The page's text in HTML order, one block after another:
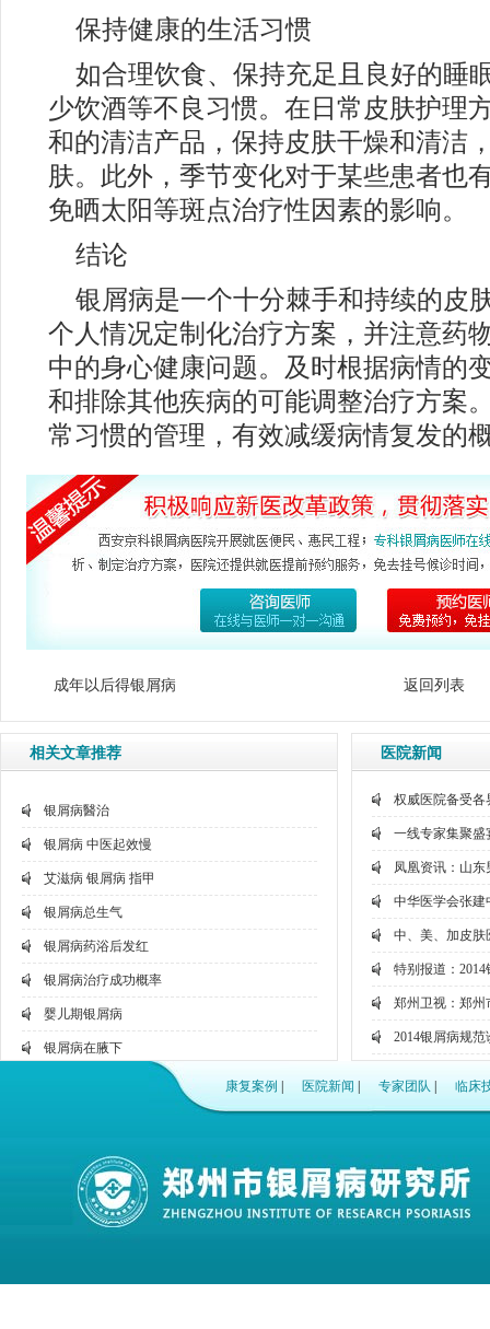
保持健康的生活习惯
如合理饮食、保持充足且良好的睡
少饮酒等不良习惯。在日常皮肤护理
和的清洁产品，保持皮肤干燥和清洁
肤。此外，季节变化对于某些患者也
免晒太阳等斑点治疗性因素的影响。
结论
银屑病是一个十分棘手和持续的皮
个人情况定制化治疗方案，并注意药
中的身心健康问题。及时根据病情的
和排除其他疾病的可能调整治疗方案
常习惯的管理，有效减缓病情复发的
成年以后得银屑病 返回列表
相关文章推荐
银屑病醫治
银屑病 中医起效慢
艾滋病 银屑病 指甲
银屑病总生气
银屑病药浴后发红
银屑病治疗成功概率
婴儿期银屑病
银屑病在腋下
医院新闻
权威医院备受各
一线专家集聚盛
凤凰资讯：山
中华医学会张建
中、美、加皮肤
特别报道：
郑州卫视：郑州
2014银屑病规
康复案例 医院新闻 专家团队 临床